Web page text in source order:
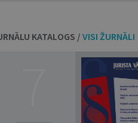
KATALOGS /VISI ŽURNĀLI